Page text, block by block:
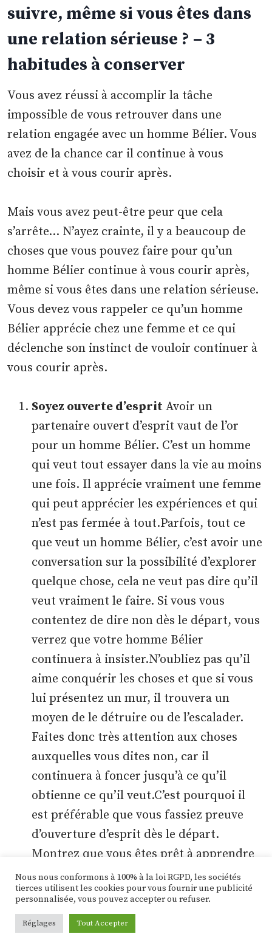
suivre, même si vous êtes dans
une relation sérieuse ? – 3
habitudes à conserver
Vous avez réussi à accomplir la tâche
impossible de vous retrouver dans une
relation engagée avec un homme Bélier. Vous
avez de la chance car il continue à vous
choisir et à vous courir après.
Mais vous avez peut-être peur que cela
s’arrête… N’ayez crainte, il y a beaucoup de
choses que vous pouvez faire pour qu’un
homme Bélier continue à vous courir après,
même si vous êtes dans une relation sérieuse.
Vous devez vous rappeler ce qu’un homme
Bélier apprécie chez une femme et ce qui
déclenche son instinct de vouloir continuer à
vous courir après.
Soyez ouverte d’esprit Avoir un
partenaire ouvert d’esprit vaut de l’or
pour un homme Bélier. C’est un homme
qui veut tout essayer dans la vie au moins
une fois. Il apprécie vraiment une femme
qui peut apprécier les expériences et qui
n’est pas fermée à tout.Parfois, tout ce
que veut un homme Bélier, c’est avoir une
conversation sur la possibilité d’explorer
quelque chose, cela ne veut pas dire qu’il
veut vraiment le faire. Si vous vous
contentez de dire non dès le départ, vous
verrez que votre homme Bélier
continuera à insister.N’oubliez pas qu’il
aime conquérir les choses et que si vous
lui présentez un mur, il trouvera un
moyen de le détruire ou de l’escalader.
Faites donc très attention aux choses
auxquelles vous dites non, car il
continuera à foncer jusqu’à ce qu’il
obtienne ce qu’il veut.C’est pourquoi il
est préférable que vous fassiez preuve
d’ouverture d’esprit dès le départ.
Montrez que vous êtes prêt à apprendre
des choses et que vous aimez les
nouvelles expériences.
Soyez toujours honnête
homme très honnête. Il aime que les gens
Nous nous conformons à 100% à la loi RGPD, les sociétés
tierces utilisent les cookies pour vous fournir une publicité
personnalisée, vous pouvez accepter ou refuser.
Réglages Tout Accepter